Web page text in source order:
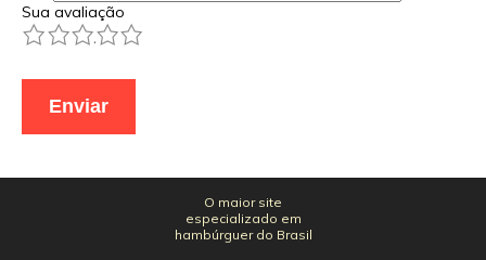
Sua avaliação
5
4
3
2
O maior site
especializado em
hambúrguer do Brasil